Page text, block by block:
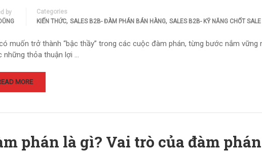
by
Categories
KIẾN THỨC, SALES B2B- ĐÀM PHÁN BÁN HÀNG, SALES B2B- KỸ NĂNG CHỐT SALE
muốn trở thành “bậc thầy” trong các cuộc đàm phán, từng bước nắm
những thỏa thuận lợi …
MORE
phán là gì? Vai trò của đàm